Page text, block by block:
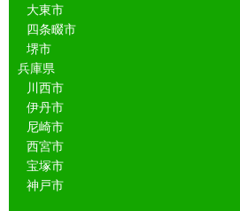
大東市
四条畷市
堺市
兵庫県
川西市
伊丹市
尼崎市
西宮市
宝塚市
神戸市